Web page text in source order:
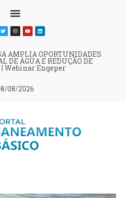
08/2026
AMPLIA OPORTUNIDADES
DE ÁGUA E REDUÇÃO DE
| Webinar Engeper